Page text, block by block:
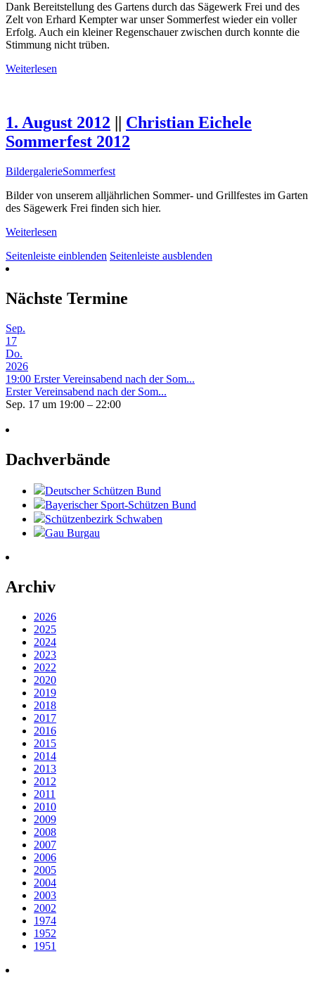
Dank Bereitstellung des Gartens durch das Sägewerk Frei und des
Zelt von Erhard Kempter war unser Sommerfest wieder ein voller
Erfolg. Auch ein kleiner Regenschauer zwischen durch konnte die
Stimmung nicht trüben.
Weiterlesen
1. August 2012
Christian Eichele
Sommerfest 2012
BildergalerieSommerfest
Bilder von unserem alljährlichen Sommer- und Grillfestes im Garten
des Sägewerk Frei finden sich hier.
Weiterlesen
Seitenleiste einblenden Seitenleiste ausblenden
Nächste Termine
Sep.
17
Do.
2026
19:00 Erster Vereinsabend nach der Som...
Erster Vereinsabend nach der Som...
Sep. 17 um 19:00 – 22:00
Dachverbände
Deutscher Schützen Bund
Bayerischer Sport-Schützen Bund
Schützenbezirk Schwaben
Gau Burgau
Archiv
2026
2025
2024
2023
2022
2020
2019
2018
2017
2016
2015
2014
2013
2012
2011
2010
2009
2008
2007
2006
2005
2004
2003
2002
1974
1952
1951